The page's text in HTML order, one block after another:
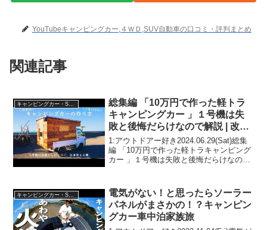
YouTubeキャンピングカー,４ＷＤ,SUV自動車の口コミ・評判まとめ
関連記事
キャンピングカー・SUV人気車種
総集編 「10万円で作った軽トラ
キャンピングカー 」１号機は失
敗と後悔だらけなので解説 | 改良
版
1:アウトドアー好き2024.06.29(Sat)総集
編 「10万円で作った軽トラキャンピング
カー 」１号機は失敗と後悔だらけなので
2024.06.29(Sat)こ...
電気がない！と思ったらソーラー
パネルがまさかの！？キャンピン
グカー車中泊家族旅